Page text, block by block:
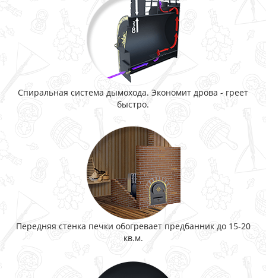
Спиральная система дымохода. Экономит дрова - греет
быстро.
Передняя стенка печки обогревает предбанник до 15-20
кв.м.